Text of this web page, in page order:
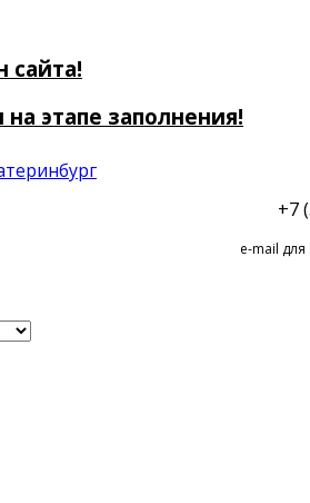
сайта!
этапе заполнения!
+7
e-mail для